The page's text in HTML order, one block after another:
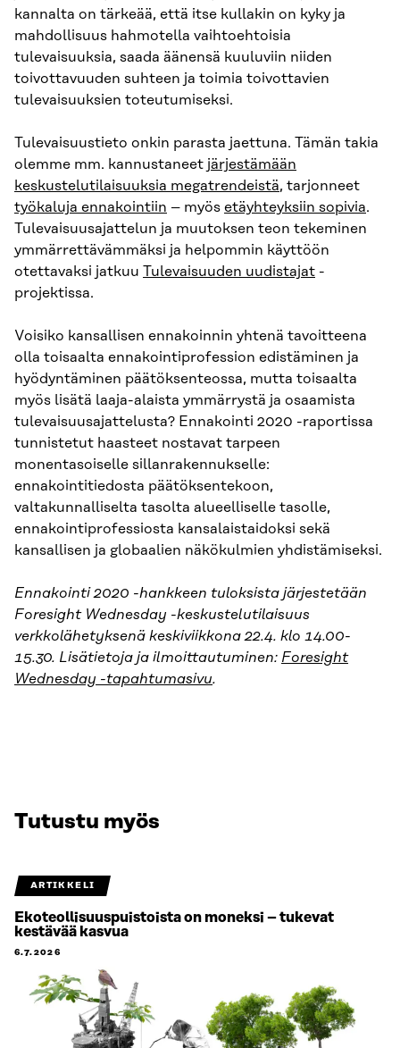
kannalta on tärkeää, että itse kullakin on kyky ja
mahdollisuus hahmotella vaihtoehtoisia
tulevaisuuksia, saada äänensä kuuluviin niiden
toivottavuuden suhteen ja toimia toivottavien
tulevaisuuksien toteutumiseksi.
Tulevaisuustieto onkin parasta jaettuna. Tämän takia
olemme mm. kannustaneet järjestämään
keskustelutilaisuuksia megatrendeistä, tarjonneet
työkaluja ennakointiin – myös etäyhteyksiin sopivia.
Tulevaisuusajattelun ja muutoksen teon tekeminen
ymmärrettävämmäksi ja helpommin käyttöön
otettavaksi jatkuu Tulevaisuuden uudistajat -
projektissa.
Voisiko kansallisen ennakoinnin yhtenä tavoitteena
olla toisaalta ennakointiprofession edistäminen ja
hyödyntäminen päätöksenteossa, mutta toisaalta
myös lisätä laaja-alaista ymmärrystä ja osaamista
tulevaisuusajattelusta? Ennakointi 2020 -raportissa
tunnistetut haasteet nostavat tarpeen
monentasoiselle sillanrakennukselle:
ennakointitiedosta päätöksentekoon,
valtakunnalliselta tasolta alueelliselle tasolle,
ennakointiprofessiosta kansalaistaidoksi sekä
kansallisen ja globaalien näkökulmien yhdistämiseksi.
Ennakointi 2020 -hankkeen tuloksista järjestetään
Foresight Wednesday -keskustelutilaisuus
verkkolähetyksenä keskiviikkona 22.4. klo 14.00-
15.30. Lisätietoja ja ilmoittautuminen: Foresight
Wednesday -tapahtumasivu.
Tutustu myös
ARTIKKELI
Ekoteollisuuspuistoista on moneksi – tukevat
kestävää kasvua
6.7.2026